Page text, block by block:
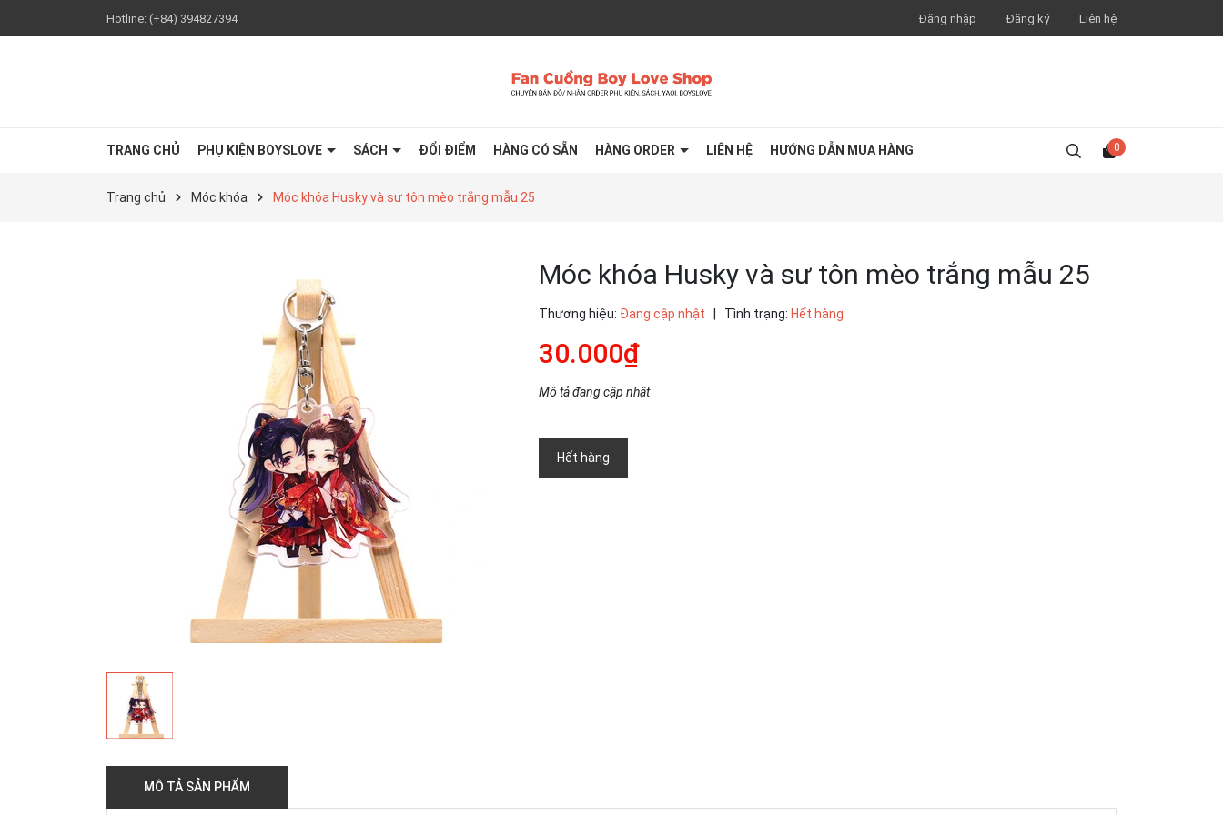
Hotline: (+84) 394827394 Đăng nhập Đăng ký Liên hệ
TRANG CHỦ PHỤ KIỆN BOYSLOVE SÁCH ĐỔI ĐIỂM HÀNG CÓ SẴN HÀNG ORDER LIÊN HỆ HƯỚNG DẪN MUA HÀNG 0
Trang chủ Móc khóa Móc khóa Husky và sư tôn mèo trắng mẫu 25
Móc khóa Husky và sư tôn mèo trắng mẫu 25
Thương hiệu: Đang cập nhật Tình trạng: Hết hàng
30.000₫
Mô tả đang cập nhật
Hết hàng
MÔ TẢ SẢN PHẨM